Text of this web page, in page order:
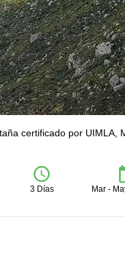
certificado por UIMLA,
3 Días Mar -